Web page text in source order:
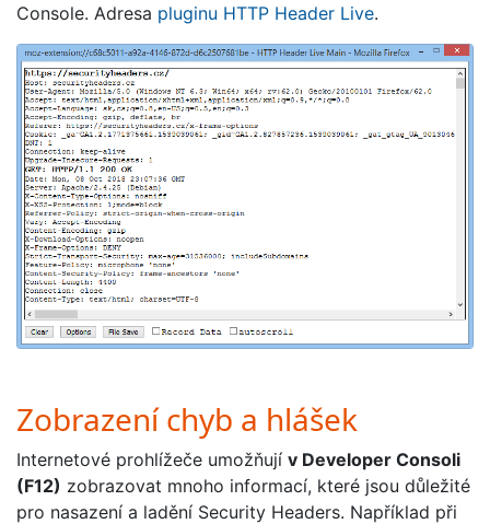
Console. Adresa pluginu HTTP Header Live.
Zobrazení chyb a hlášek
Internetové prohlížeče umožňují v Developer Consoli
(F12) zobrazovat mnoho informací, které jsou důležité
pro nasazení a ladění Security Headers. Například při